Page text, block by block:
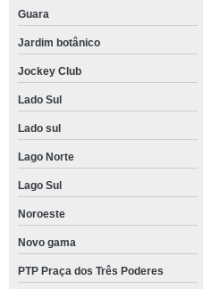
Guara
Jardim botânico
Jockey Club
Lado Sul
Lado sul
Lago Norte
Lago Sul
Noroeste
Novo gama
PTP Praça dos Três Poderes